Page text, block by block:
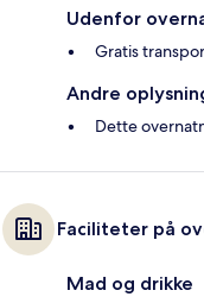
Udenfor
Gratis
Andre
Dette
Faciliteter på
Mad og drikke